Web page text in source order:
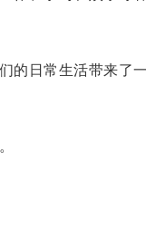
日常生活带来了一